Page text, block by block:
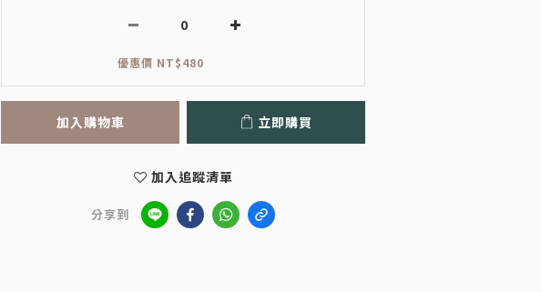
優惠價 NT$480
加入購物車 立即購買
加入追蹤清單
分享到